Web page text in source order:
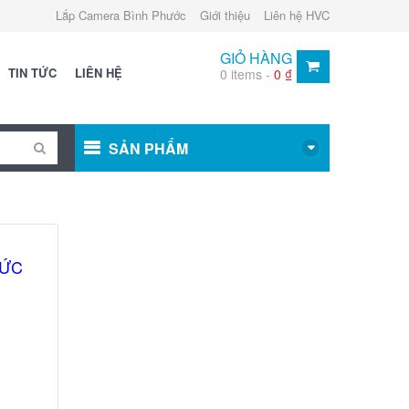
Lắp Camera Bình Phước Giới thiệu Liên hệ HVC
TIN TỨC LIÊN HỆ
GIỎ HÀNG
0 items -0 ₫
SẢN PHẨM